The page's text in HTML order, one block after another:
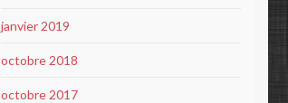
janvier 2019
octobre 2018
octobre 2017